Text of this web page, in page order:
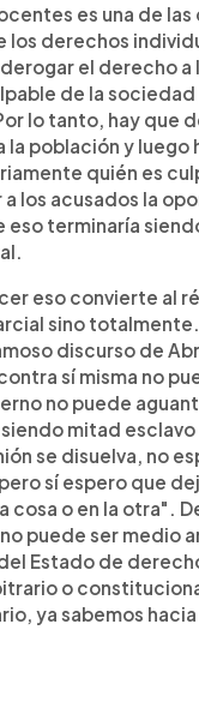
es una de las
los derechos
el derecho a
de la sociedad
lo tanto, hay que
población y luego
quién es
los acusados la
terminaría
eso convierte al
sino totalmente.
discurso de
sí misma no
no puede
mitad esclavo
se disuelva, no
sí espero que
cosa o en la otra".
puede ser medio
Estado de
o
ya sabemos